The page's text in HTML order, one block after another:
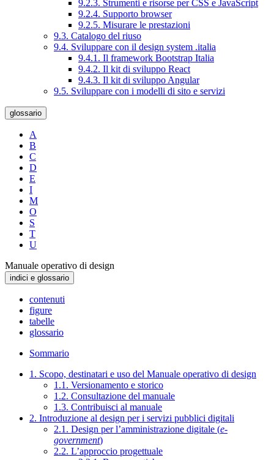
9.2.3. Strumenti e risorse per CSS e JavaScript
9.2.4. Supporto browser
9.2.5. Misurare le prestazioni
9.3. Catalogo del riuso
9.4. Sviluppare con il design system .italia
9.4.1. Il framework Bootstrap Italia
9.4.2. Il kit di sviluppo React
9.4.3. Il kit di sviluppo Angular
9.5. Sviluppare con i modelli di sito e servizi
glossario
A
B
C
D
E
I
M
O
S
T
U
Manuale operativo di design
indici e glossario
contenuti
figure
tabelle
glossario
Sommario
1. Scopo, destinatari e uso del Manuale operativo di design
1.1. Versionamento e storico
1.2. Consultazione del manuale
1.3. Contribuisci al manuale
2. Introduzione al design per i servizi pubblici digitali
2.1. Design per l’amministrazione digitale (e-
government)
2.2. L’approccio progettuale